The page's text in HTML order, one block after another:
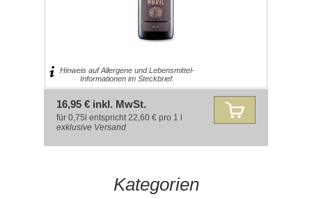
Hinweis auf Allergene und Lebensmittel-
Informationen im Steckbrief.
16,95 € inkl. MwSt.
für 0,75l entspricht 22,60 € pro 1 l
exklusive Versand
Kategorien